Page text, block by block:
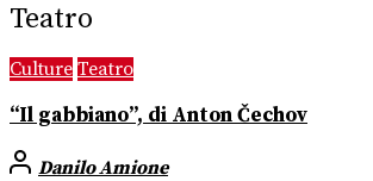
Teatro
Culture Teatro
“Il gabbiano”, di Anton Čechov
Danilo Amione